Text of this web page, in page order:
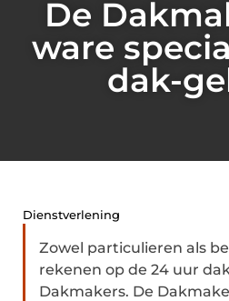
De
ware
dak-
Dienstverlening
Zowel particulieren als
rekenen op de 24 uur
Dakmakers. De